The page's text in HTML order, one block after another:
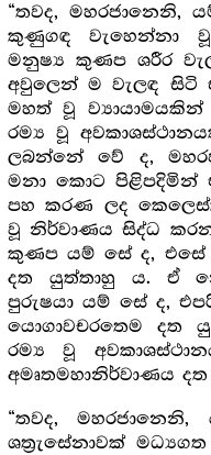
“තවද,
කුණුගඳ වැහෙන්නා
මනුෂ්‍ය කුණප ශරීර
අවුලෙන් ම වැලඳ සිටි
මහත් වූ
රම්‍ය වූ
ලබන්නේ වේ ද,
මනා කොට පිළිපදිමින්
පහ කරණ ලද
වූ නිර්වාණය සිද්ධ
කුණප යම් සේ ද, එසේ
දත යුත්තාහු ය. ඒ
පුරුෂයා යම් සේ ද,
යොගාවචරතෙම දත
රම්‍ය වූ
අමෘතමහානිර්වාණය
“තවද,
ශත්‍රැසේනාවක්